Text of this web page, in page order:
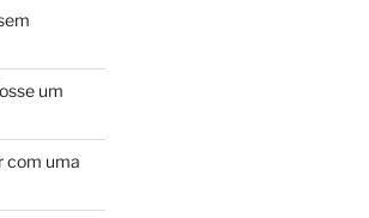
um
com uma